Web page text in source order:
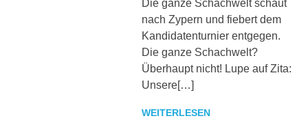
Die ganze Schachwelt schaut
nach Zypern und fiebert dem
Kandidatenturnier entgegen.
Die ganze Schachwelt?
Überhaupt nicht! Lupe auf Zita:
Unsere[…]
WEITERLESEN